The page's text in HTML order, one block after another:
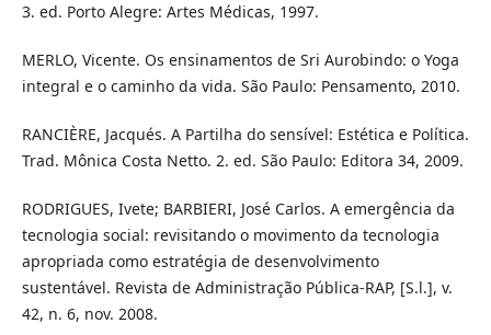
3. ed. Porto Alegre: Artes Médicas, 1997.
MERLO, Vicente. Os ensinamentos de Sri Aurobindo: o Yoga
integral e o caminho da vida. São Paulo: Pensamento, 2010.
RANCIÈRE, Jacqués. A Partilha do sensível: Estética e Política.
Trad. Mônica Costa Netto. 2. ed. São Paulo: Editora 34, 2009.
RODRIGUES, Ivete; BARBIERI, José Carlos. A emergência da
tecnologia social: revisitando o movimento da tecnologia
apropriada como estratégia de desenvolvimento
sustentável. Revista de Administração Pública-RAP, [S.l.], v.
42, n. 6, nov. 2008.